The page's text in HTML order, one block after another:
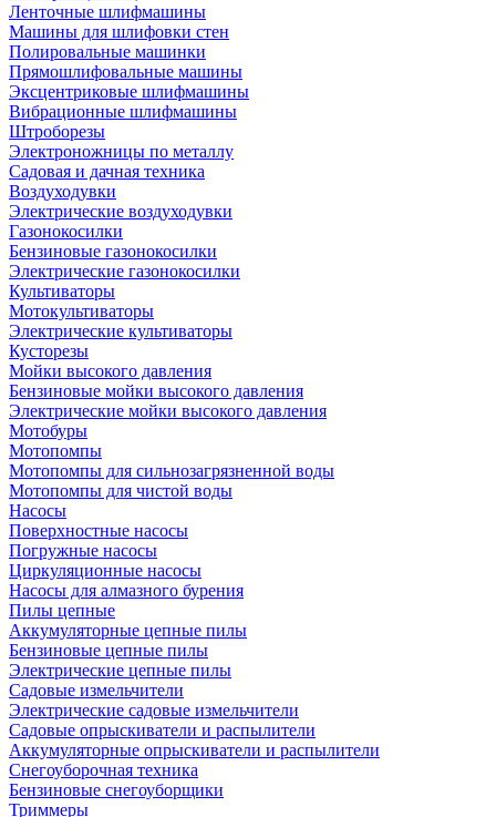
Ленточные шлифмашины
Машины для шлифовки стен
Полировальные машинки
Прямошлифовальные машины
Эксцентриковые шлифмашины
Вибрационные шлифмашины
Штроборезы
Электроножницы по металлу
Садовая и дачная техника
Воздуходувки
Электрические воздуходувки
Газонокосилки
Бензиновые газонокосилки
Электрические газонокосилки
Культиваторы
Мотокультиваторы
Электрические культиваторы
Кусторезы
Мойки высокого давления
Бензиновые мойки высокого давления
Электрические мойки высокого давления
Мотобуры
Мотопомпы
Мотопомпы для сильнозагрязненной воды
Мотопомпы для чистой воды
Насосы
Поверхностные насосы
Погружные насосы
Циркуляционные насосы
Насосы для алмазного бурения
Пилы цепные
Аккумуляторные цепные пилы
Бензиновые цепные пилы
Электрические цепные пилы
Садовые измельчители
Электрические садовые измельчители
Садовые опрыскиватели и распылители
Аккумуляторные опрыскиватели и распылители
Снегоуборочная техника
Бензиновые снегоуборщики
Триммеры